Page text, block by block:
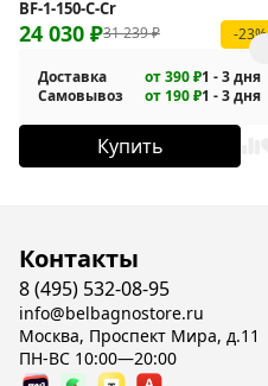
BF-1-150-C-Cr
31 239₽
24 030 ₽ -23%
Доставка от 390 ₽1 - 3 дня
Самовывоз
от 190 ₽1 - 3 дня
Купить
Контакты
8 (495) 532-08-95
info@belbagnostore.ru
Москва, Проспект Мира, д.11
ПН-ВС 10:00—20:00